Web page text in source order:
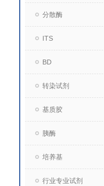
分散酶
ITS
BD
转染试剂
基质胶
胰酶
培养基
行业专业试剂